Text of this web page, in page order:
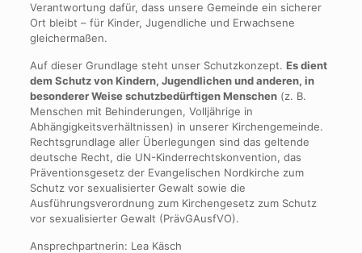
Verantwortung dafür, dass unsere Gemeinde ein sicherer
Ort bleibt – für Kinder, Jugendliche und Erwachsene
gleichermaßen.
Auf dieser Grundlage steht unser Schutzkonzept. Es dient
dem Schutz von Kindern, Jugendlichen und anderen, in
besonderer Weise schutzbedürftigen Menschen(z. B.
Menschen mit Behinderungen, Volljährige in
Abhängigkeitsverhältnissen) in unserer Kirchengemeinde.
Rechtsgrundlage aller Überlegungen sind das geltende
deutsche Recht, die UN-Kinderrechtskonvention, das
Präventionsgesetz der Evangelischen Nordkirche zum
Schutz vor sexualisierter Gewalt sowie die
Ausführungsverordnung zum Kirchengesetz zum Schutz
vor sexualisierter Gewalt (PrävGAusfVO).
Ansprechpartnerin: Lea Käsch